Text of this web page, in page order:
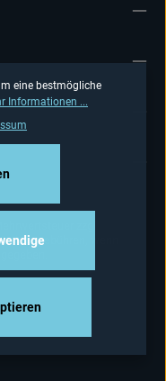
wenn
eine bestmögliche
Informationen ...